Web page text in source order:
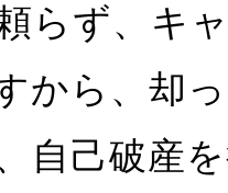
らず、キ
から、却
自己破産